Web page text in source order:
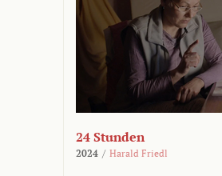
24 Stunden
2024 / Harald Friedl